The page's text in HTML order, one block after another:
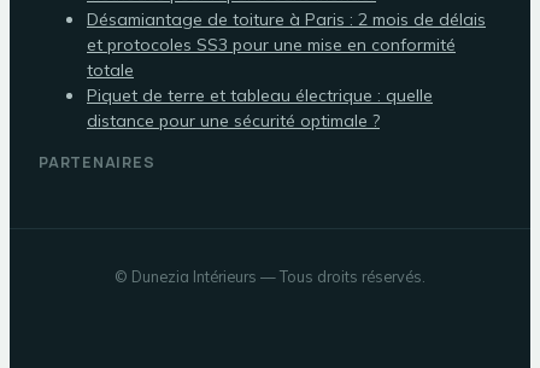
Désamiantage de toiture à Paris : 2 mois de délais
et protocoles SS3 pour une mise en conformité
totale
Piquet de terre et tableau électrique : quelle
distance pour une sécurité optimale ?
PARTENAIRES
© Dunezia Intérieurs — Tous droits réservés.